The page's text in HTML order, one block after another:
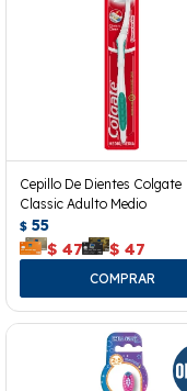
Cepillo De Dientes Colgate
Classic Adulto Medio
$ 55
$ 47 $ 47